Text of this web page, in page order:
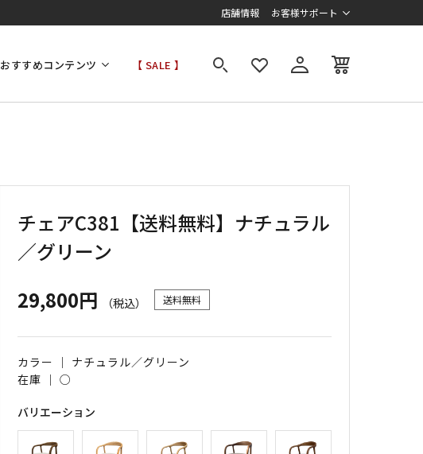
店舗情報 お客様サポート
おすすめコンテンツ 【 SALE 】
チェアC381【送料無料】ナチュラル
／グリーン
29,800円
（税込） 送料無料
カラー ｜ ナチュラル／グリーン
在庫 ｜○
バリエーション